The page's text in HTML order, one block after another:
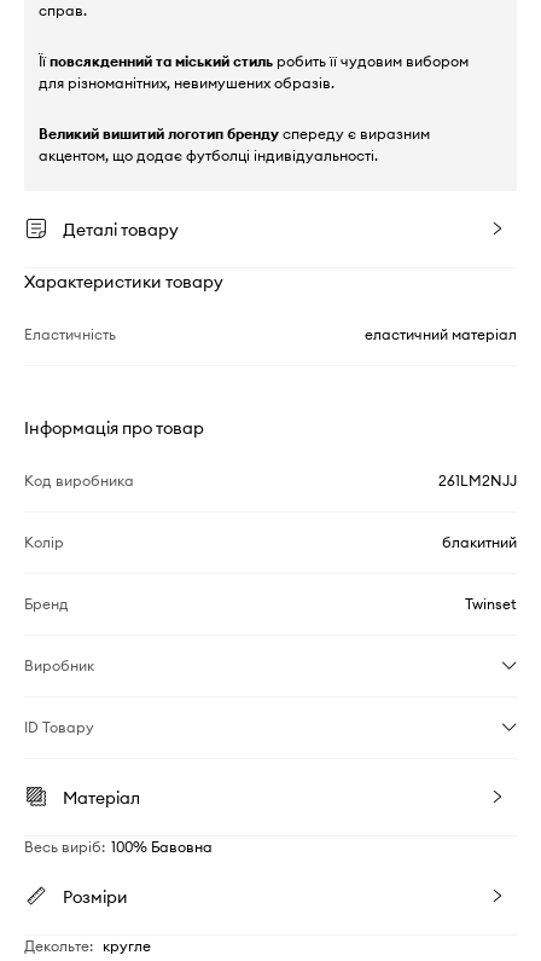
справ.
Їїповсякденний та міський стиль робить її чудовим вибором
для різноманітних, невимушених образів.
Великий вишитий логотип бренду спереду є виразним
акцентом, що додає футболці індивідуальності.
Деталі товару
Характеристики товару
Еластичність еластичний матеріал
Інформація про товар
Код виробника 261LM2NJJ
Колір блакитний
Бренд Twinset
Виробник
ID Товару
Матеріал
Весь виріб: 100% Бавовна
Розміри
Декольте: кругле